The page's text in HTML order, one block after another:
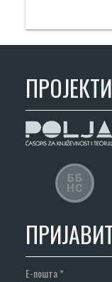
ПРОЈЕКТИ
Е-пошта*